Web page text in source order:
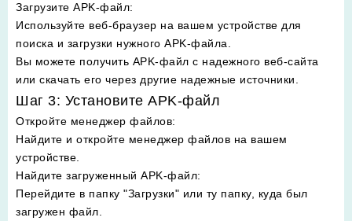
Загрузите APK-файл:
Используйте веб-браузер на вашем устройстве для
поиска и загрузки нужного APK-файла.
Вы можете получить APK-файл с надежного веб-сайта
или скачать его через другие надежные источники.
Шаг 3: Установите APK-файл
Откройте менеджер файлов:
Найдите и откройте менеджер файлов на вашем
устройстве.
Найдите загруженный APK-файл:
Перейдите в папку "Загрузки" или ту папку, куда был
загружен файл.